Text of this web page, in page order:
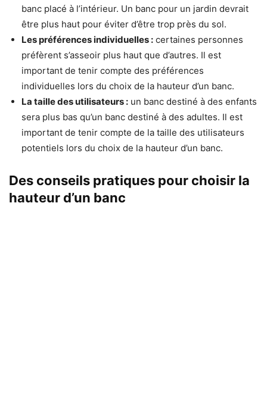
banc placé à l’intérieur. Un banc pour un jardin devrait
être plus haut pour éviter d’être trop près du sol.
Les préférences individuelles : certaines personnes
préfèrent s’asseoir plus haut que d’autres. Il est
important de tenir compte des préférences
individuelles lors du choix de la hauteur d’un banc.
La taille des utilisateurs : un banc destiné à des enfants
sera plus bas qu’un banc destiné à des adultes. Il est
important de tenir compte de la taille des utilisateurs
potentiels lors du choix de la hauteur d’un banc.
Des conseils pratiques pour choisir la
hauteur d’un banc